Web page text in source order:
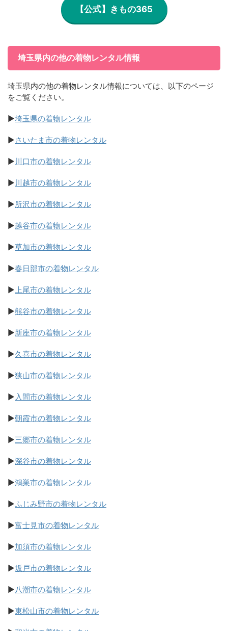
【公式】きもの365
埼玉県内の他の着物レンタル情報
埼玉県内の他の着物レンタル情報については、以下のページ
をご覧ください。
▶埼玉県の着物レンタル
▶さいたま市の着物レンタル
▶川口市の着物レンタル
▶川越市の着物レンタル
▶所沢市の着物レンタル
▶越谷市の着物レンタル
▶草加市の着物レンタル
▶春日部市の着物レンタル
▶上尾市の着物レンタル
▶熊谷市の着物レンタル
▶新座市の着物レンタル
▶久喜市の着物レンタル
▶狭山市の着物レンタル
▶入間市の着物レンタル
▶朝霞市の着物レンタル
▶三郷市の着物レンタル
▶深谷市の着物レンタル
▶鴻巣市の着物レンタル
▶ふじみ野市の着物レンタル
▶富士見市の着物レンタル
▶加須市の着物レンタル
▶坂戸市の着物レンタル
▶八潮市の着物レンタル
▶東松山市の着物レンタル